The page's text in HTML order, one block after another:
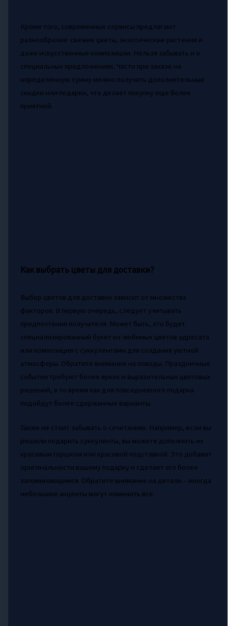
Кроме того, современные сервисы предлагают
разнообразие: свежие цветы, экзотические растения и
даже искусственные композиции. Нельзя забывать и о
специальных предложениях. Часто при заказе на
определенную сумму можно получить дополнительные
скидки или подарки, что делает покупку еще более
приятной.
Как выбрать цветы для доставки?
Выбор цветов для доставки зависит от множества
факторов. В первую очередь, следует учитывать
предпочтения получателя. Может быть, это будет
специализированный букет из любимых цветов адресата
или композиция с суккулентами для создания уютной
атмосферы. Обратите внимание на поводы. Праздничные
события требуют более ярких и выразительных цветовых
решений, в то время как для повседневного подарка
подойдут более сдержанные варианты.
Также не стоит забывать о сочетаниях. Например, если вы
решили подарить суккуленты, вы можете дополнить их
красивым горшком или красивой подставкой. Это добавит
оригинальности вашему подарку и сделает его более
запоминающимся. Обратите внимание на детали – иногда
небольшие акценты могут изменить все.